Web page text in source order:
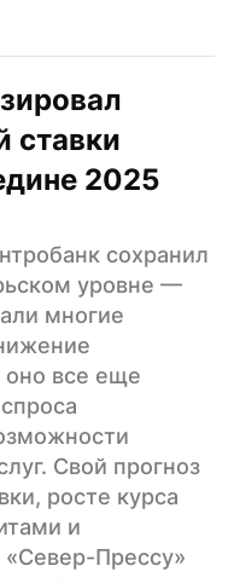
ставки
2025
сохранил
уровне —
многие
оно все еще
Свой прогноз
росте курса
и
Прессу»